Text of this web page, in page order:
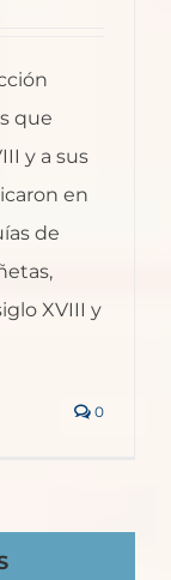
que
y a sus
en
de
XVIII y
0